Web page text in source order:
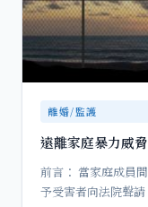
離婚/監護
遠離家庭暴力威
前言： 當家庭成員
予受害者向法院聲